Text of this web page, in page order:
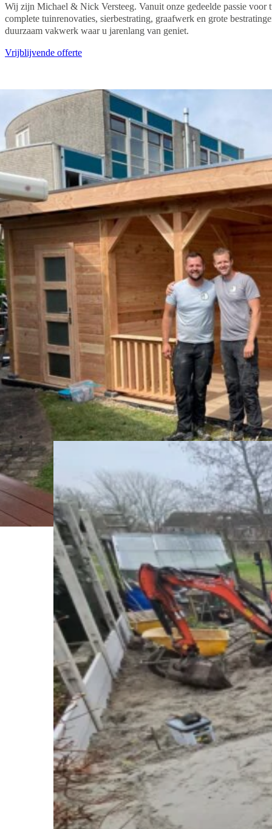
Wij zijn Michael & Nick Versteeg. Vanuit onze gedeelde passie
complete tuinrenovaties, sierbestrating, graafwerk en grote
duurzaam vakwerk waar u jarenlang van geniet.
Vrijblijvende offerte
Onze afgeronde
Laat u inspireren door onze afgeronde projecten – van kleine
totaalprojecten.